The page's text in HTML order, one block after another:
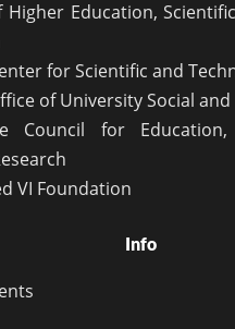
Education,
for Scientific and
of University Social
Council for
VI Foundation
Info